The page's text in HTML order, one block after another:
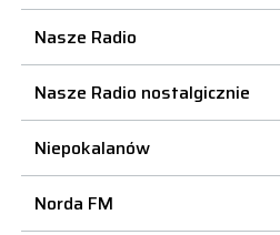
Nasze Radio
Nasze Radio nostalgicznie
Niepokalanów
Norda FM